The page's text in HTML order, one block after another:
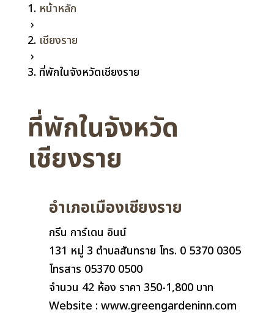
หน้าหลัก
›
เชียงราย
›
ที่พักในจังหวัดเชียงราย
ที่พักในจังหวัด
เชียงราย
อำเภอเมืองเชียงราย
กรีน การ์เดน อินน์
131 หมู่ 3 ตำบลสันทราย โทร. 0 5370 0305
โทรสาร 05370 0500
จำนวน 42 ห้อง ราคา 350-1,800 บาท
Website : www.greengardeninn.com